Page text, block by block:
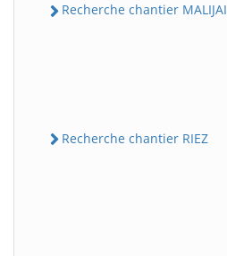
Recherche chantier MALIJAI
Recherche chantier RIEZ